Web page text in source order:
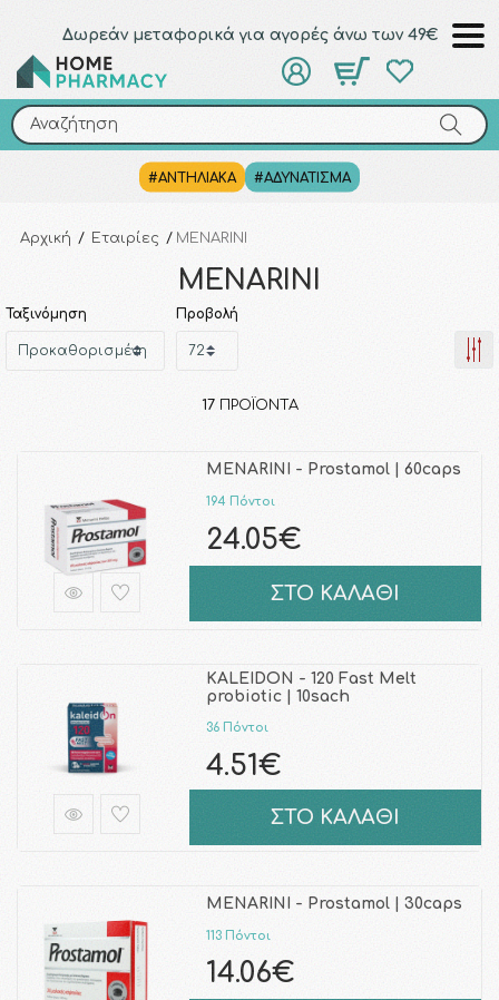
Δωρεάν μεταφορικά για αγορές άνω των 49€
Αναζήτηση
#ΑΝΤΗΛΙΑΚΑ #ΑΔΥΝΑΤΙΣΜΑ
Αναζήτηση
Αρχική / Εταιρίες / MENARINI
MENARINI
Ταξινόμηση Προβολή
17ΠΡΟΪΌΝΤΑ
MENARINI - Prostamol | 60caps
194 Πόντοι
24.05€
ΣΤΟ ΚΑΛΑΘΙ
KALEIDON - 120 Fast Melt
probiotic | 10sach
36 Πόντοι
4.51€
ΣΤΟ ΚΑΛΑΘΙ
MENARINI - Prostamol | 30caps
113 Πόντοι
14.06€